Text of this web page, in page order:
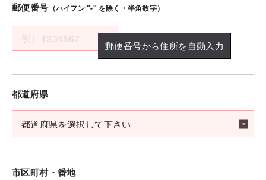
郵便番号 （ハイフン "-" を除く・半角数字）
郵便番号から住所を自動入力
都道府県
市区町村・番地